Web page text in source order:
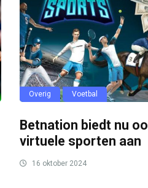
Overig Voetbal
Betnation biedt nu
virtuele sporten aan
16 oktober 2024